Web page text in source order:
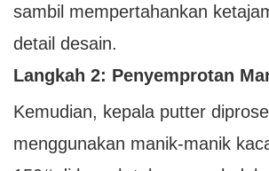
sambil mempertahankan
detail desain.
Langkah 2: Penyemprotan
Kemudian, kepala putter
menggunakan manik-manik